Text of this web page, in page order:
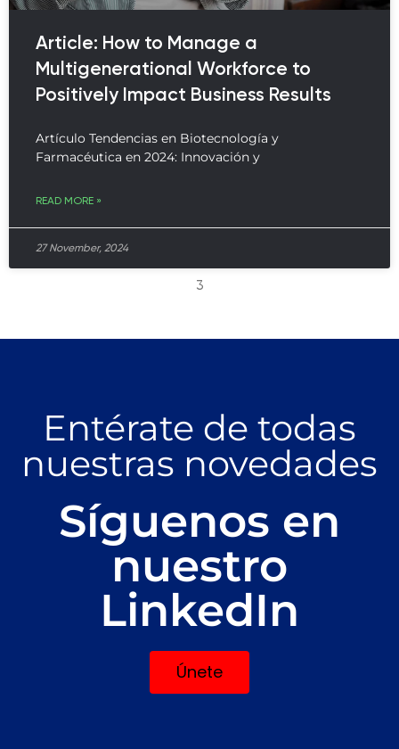
Article: How to Manage a
Multigenerational Workforce to
Positively Impact Business Results
Artículo Tendencias en Biotecnología y
Farmacéutica en 2024: Innovación y
READ MORE »
27 November, 2024
3
Entérate de todas
nuestras novedades
Síguenos en
nuestro
LinkedIn
Únete